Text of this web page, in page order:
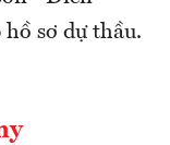
sơ dự thầu.